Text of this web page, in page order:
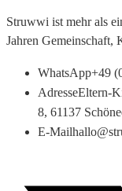
Struwwi ist mehr als
Jahren Gemeinschaft,
WhatsApp+49
AdresseEltern-
8, 61137
E-Mail